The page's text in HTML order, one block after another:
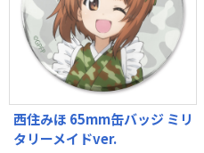
西住みほ 65mm缶バッジ ミリ
タリーメイドver.